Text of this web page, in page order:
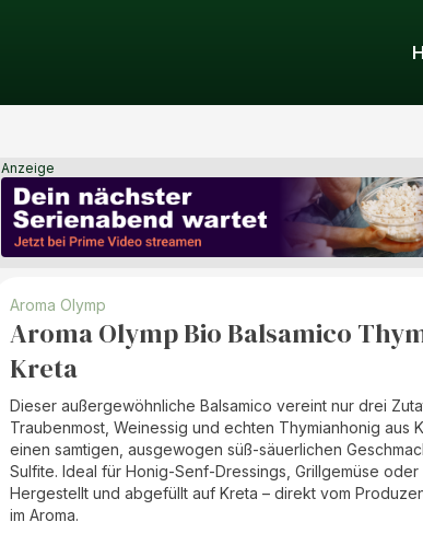
Anzeige
Aroma Olymp
Aroma Olymp Bio Balsamico
Kreta
Dieser außergewöhnliche Balsamico vereint nur drei
Traubenmost, Weinessig und echten Thymianhonig aus
einen samtigen, ausgewogen süß-säuerlichen
Sulfite. Ideal für Honig-Senf-Dressings, Grillgemüse oder
Hergestellt und abgefüllt auf Kreta – direkt vom
im Aroma.